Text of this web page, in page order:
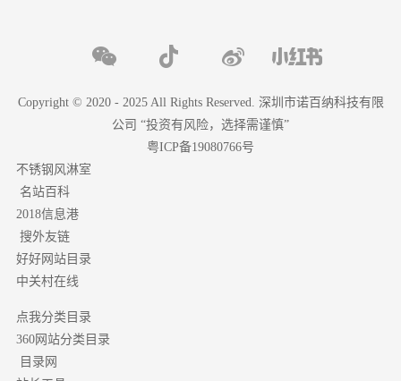
Copyright © 2020 - 2025 All Rights Reserved. 深圳市诺百纳科技有限
公司 “投资有风险，选择需谨慎”
粤ICP备19080766号
不锈钢风淋室
名站百科
2018信息港
搜外友链
好好网站目录
中关村在线
点我分类目录
360网站分类目录
目录网